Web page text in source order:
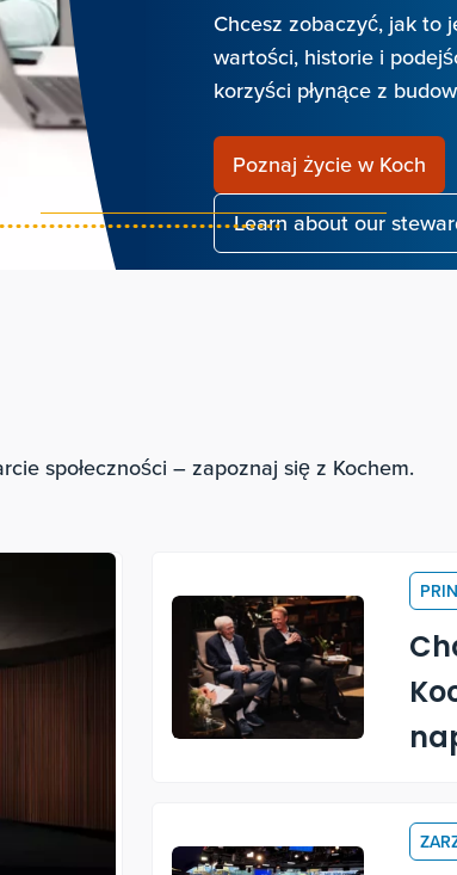
Chcesz zobaczyć, jak to
wartości, historie i
korzyści płynące z
Poznaj życie w Koch
Learn about our
społeczności – zapoznaj się z Kochem.